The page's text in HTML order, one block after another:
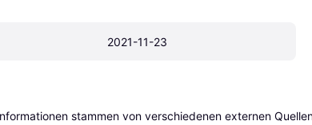
2021-11-23
stammen von verschiedenen externen